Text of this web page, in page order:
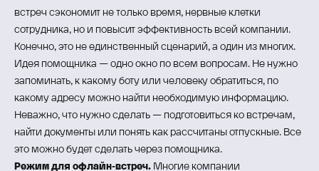
встреч сэкономит не только время, нервные клетки
сотрудника, но и повысит эффективность всей компании.
Конечно, это не единственный сценарий, а один из многих.
Идея помощника — одно окно по всем вопросам. Не нужно
запоминать, к какому боту или человеку обратиться, по
какому адресу можно найти необходимую информацию.
Неважно, что нужно сделать — подготовиться ко встречам,
найти документы или понять как рассчитаны отпускные. Все
это можно будет сделать через помощника.
Режим для офлайн‑встреч. Многие компании